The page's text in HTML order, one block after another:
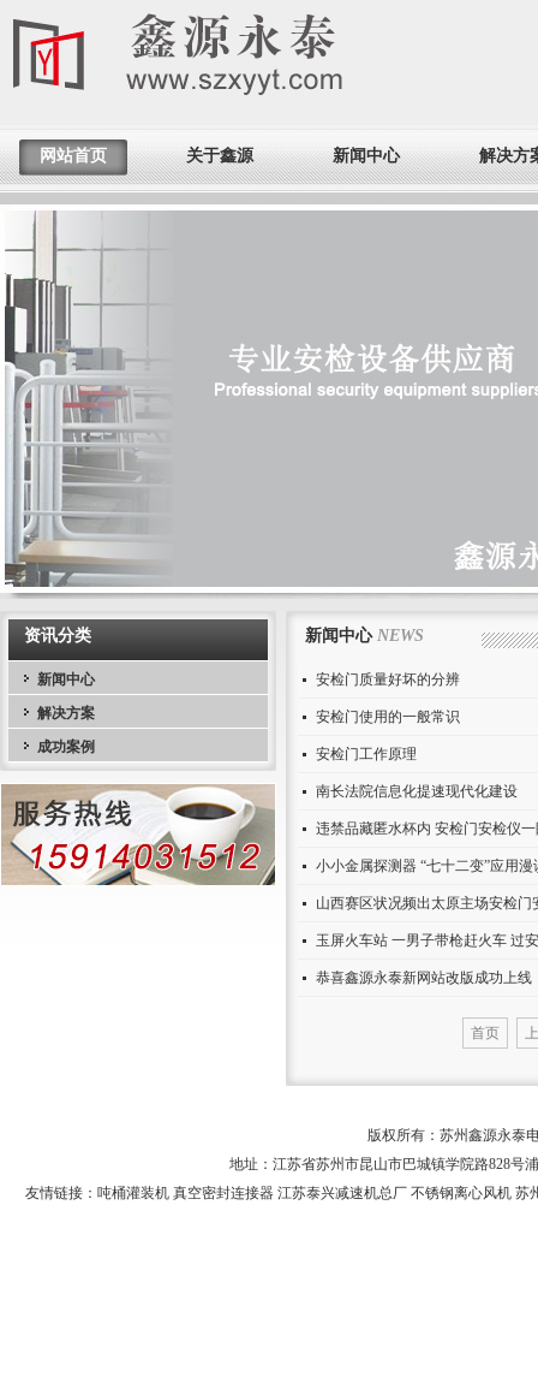
网站首页 关于鑫源 新闻中心 解决方
资讯分类
新闻中心
解决方案
成功案例
新闻中心NEWS
安检门质量好坏的分辨
安检门使用的一般常识
安检门工作原理
南长法院信息化提速现代化建设
违禁品藏匿水杯内 安检门安检仪
小小金属探测器 “七十二变”应用漫
山西赛区状况频出太原主场安检门
玉屏火车站 一男子带枪赶火车 过
恭喜鑫源永泰新网站改版成功上线
首页
版权所有：苏州鑫源永泰
地址：江苏省苏州市昆山市巴城镇学院路828号
友情链接： 吨桶灌装机 真空密封连接器 江苏泰兴减速机总厂 不锈钢离心风机 苏